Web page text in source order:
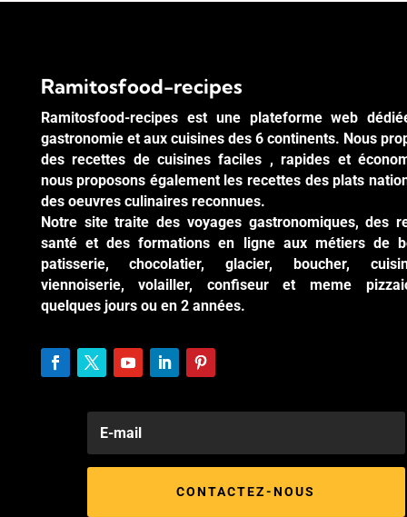
Ramitosfood-recipes
Ramitosfood-recipes est une plateforme web
gastronomie et aux cuisines des 6 continents. Nous
des recettes de cuisines faciles , rapides et
nous proposons également les recettes des plats
des oeuvres culinaires reconnues.
Notre site traite des voyages gastronomiques, des
santé et des formations en ligne aux métiers de
patisserie, chocolatier, glacier, boucher,
viennoiserie, volailler, confiseur et meme
quelques jours ou en 2 années.
CONTACTEZ-NOUS